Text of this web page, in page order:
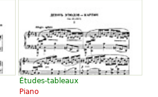
Études-tableaux
Piano